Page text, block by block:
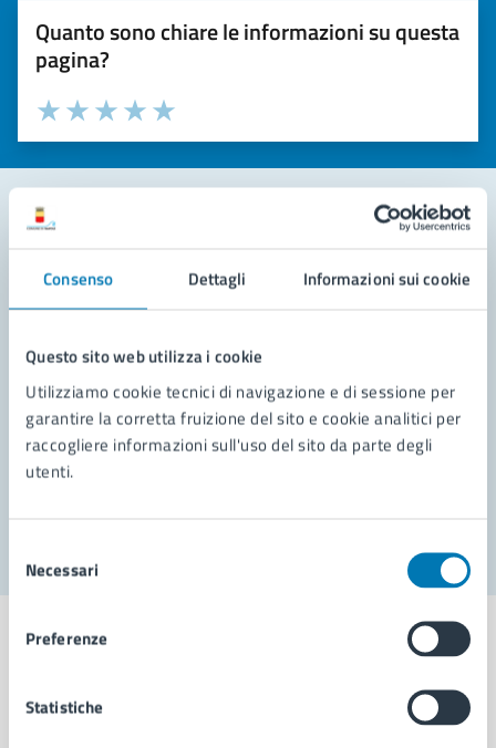
Consenso Dettagli Informazioni sui cookie
Questo sito web utilizza i cookie
Utilizziamo cookie tecnici di navigazione e di sessione per
garantire la corretta fruizione del sito e cookie analitici per
raccogliere informazioni sull'uso del sito da parte degli
utenti.
delNecessari
Preferenze
Statistiche
Quanto sono chiare le informazioni su questa
pagina?
Valuta la chiarezza delle informazioni (da 1 a 5 stelle)
Seleziona il numero di stelle per valutare la chiarezza delle
Valuta 5 stelle su 5
Valuta 4 stelle su 5
Valuta 3 stelle su 5
Valuta 2 stelle su 5
Valuta 1 stelle su 5
Leggi le domande frequenti
Richiedi assistenza
Prenota appuntamento
Problemi in città
Comune di Napoli